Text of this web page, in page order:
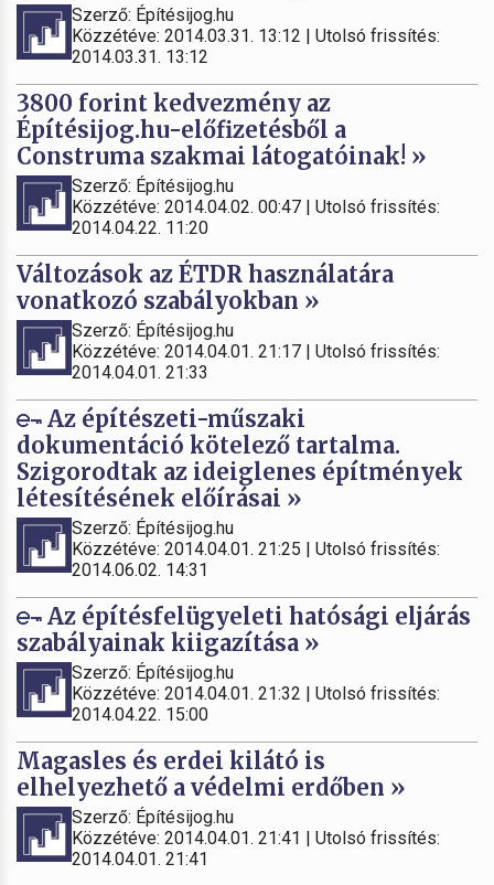
Szerző: Építésijog.hu
Közzétéve: 2014.03.31. 13:12 | Utolsó frissítés:
2014.03.31. 13:12
3800 forint kedvezmény az
Építésijog.hu-előfizetésből a
Construma szakmai látogatóinak! »
Szerző: Építésijog.hu
Közzétéve: 2014.04.02. 00:47 | Utolsó frissítés:
2014.04.22. 11:20
Változások az ÉTDR használatára
vonatkozó szabályokban »
Szerző: Építésijog.hu
Közzétéve: 2014.04.01. 21:17 | Utolsó frissítés:
2014.04.01. 21:33
Az építészeti-műszaki
dokumentáció kötelező tartalma.
Szigorodtak az ideiglenes építmények
létesítésének előírásai »
Szerző: Építésijog.hu
Közzétéve: 2014.04.01. 21:25 | Utolsó frissítés:
2014.06.02. 14:31
Az építésfelügyeleti hatósági eljárás
szabályainak kiigazítása »
Szerző: Építésijog.hu
Közzétéve: 2014.04.01. 21:32 | Utolsó frissítés:
2014.04.22. 15:00
Magasles és erdei kilátó is
elhelyezhető a védelmi erdőben »
Szerző: Építésijog.hu
Közzétéve: 2014.04.01. 21:41 | Utolsó frissítés:
2014.04.01. 21:41